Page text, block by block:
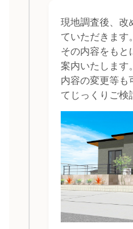
現地調査後、改
ていただきます。
その内容をも
案内いたします。
内容の変更等も
てじっくりご検